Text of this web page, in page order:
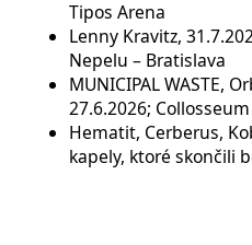
Tipos Arena
Lenny Kravitz,
Nepelu – Bratislava
MUNICIPAL WASTE,
27.6.2026;
Hematit, Cerberus,
kapely, ktoré skončili